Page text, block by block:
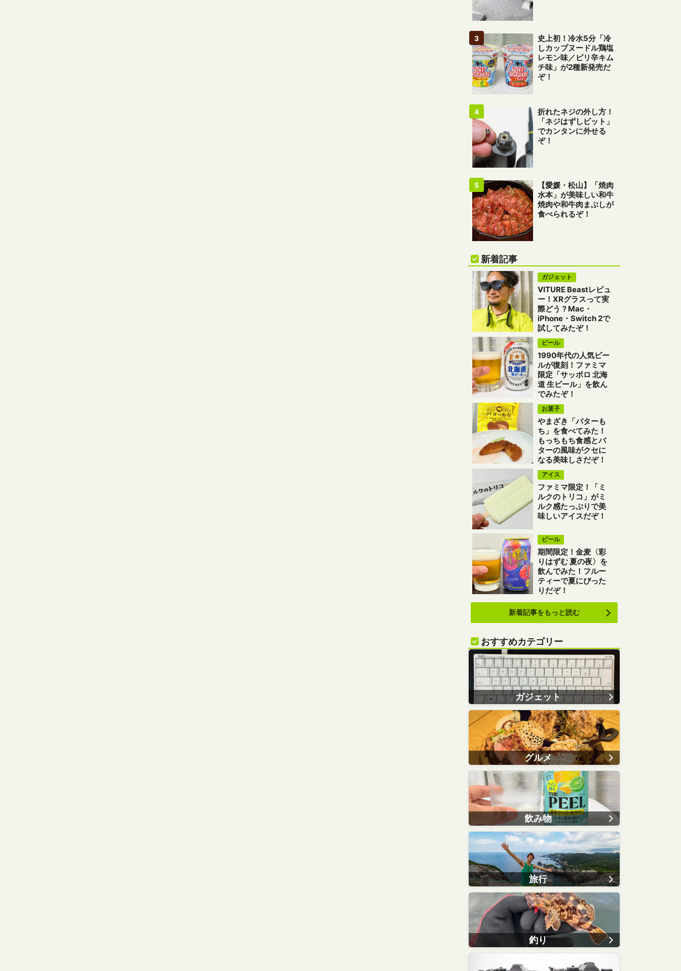
史上初！冷水5分「冷
しカップヌードル鶏塩
レモン味／ピリ辛キム
チ味」が2種新発売だ
ぞ！
折れたネジの外し方！
「ネジはずしビット」
でカンタンに外せる
ぞ！
【愛媛・松山】「焼肉
水本」が美味しい和牛
焼肉や和牛肉まぶしが
食べられるぞ！
新着記事
ガジェット
VITURE Beastレビュ
ー！XRグラスって実
際どう？Mac・
iPhone・Switch 2で
試してみたぞ！
ビール
1990年代の人気ビー
ルが復刻！ファミマ
限定「サッポロ 北海
道 生ビール」を飲ん
でみたぞ！
お菓子
やまざき「バターも
ち」を食べてみた！
もっちもち食感とバ
ターの風味がクセに
なる美味しさだぞ！
アイス
ファミマ限定！「ミ
ルクのトリコ」がミ
ルク感たっぷりで美
味しいアイスだぞ！
ビール
期間限定！金麦〈彩
りはずむ 夏の夜〉を
飲んでみた！フルー
ティーで夏にぴった
りだぞ！
新着記事をもっと読む
おすすめカテゴリー
ガジェット
グルメ
飲み物
旅行
釣り